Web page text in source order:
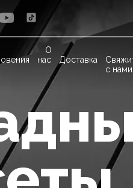
О
нас
Доставка
с нами